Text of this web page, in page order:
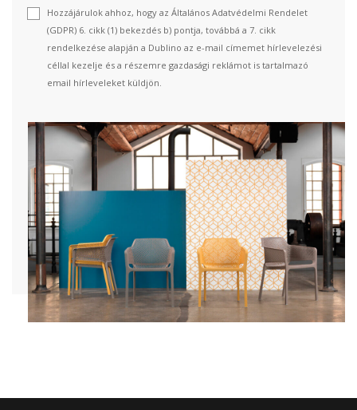
Hozzájárulok ahhoz, hogy az Általános Adatvédelmi Rendelet
(GDPR) 6. cikk (1) bekezdés b) pontja, továbbá a 7. cikk
rendelkezése alapján a Dublino az e-mail címemet hírlevelezési
céllal kezelje és a részemre gazdasági reklámot is tartalmazó
email hírleveleket küldjön.